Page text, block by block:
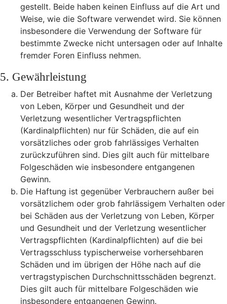
gestellt. Beide haben keinen Einfluss auf die Art und
Weise, wie die Software verwendet wird. Sie können
insbesondere die Verwendung der Software für
bestimmte Zwecke nicht untersagen oder auf Inhalte
fremder Foren Einfluss nehmen.
5. Gewährleistung
Der Betreiber haftet mit Ausnahme der Verletzung
von Leben, Körper und Gesundheit und der
Verletzung wesentlicher Vertragspflichten
(Kardinalpflichten) nur für Schäden, die auf ein
vorsätzliches oder grob fahrlässiges Verhalten
zurückzuführen sind. Dies gilt auch für mittelbare
Folgeschäden wie insbesondere entgangenen
Gewinn.
Die Haftung ist gegenüber Verbrauchern außer bei
vorsätzlichem oder grob fahrlässigem Verhalten oder
bei Schäden aus der Verletzung von Leben, Körper
und Gesundheit und der Verletzung wesentlicher
Vertragspflichten (Kardinalpflichten) auf die bei
Vertragsschluss typischerweise vorhersehbaren
Schäden und im übrigen der Höhe nach auf die
vertragstypischen Durchschnittsschäden begrenzt.
Dies gilt auch für mittelbare Folgeschäden wie
insbesondere entgangenen Gewinn.